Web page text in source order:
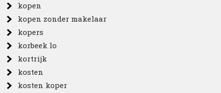
kopen
kopen zonder makelaar
kopers
korbeek lo
kortrijk
kosten
kosten koper